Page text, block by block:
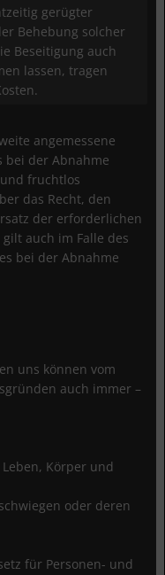
gerügter
Behebung solcher
Beseitigung auch
lassen, tragen
angemessene
bei der Abnahme
fruchtlos
das Recht, den
der erforderlichen
auch im Falle des
bei der Abnahme
uns können vom
auch immer –
Körper und
oder deren
für Personen- und